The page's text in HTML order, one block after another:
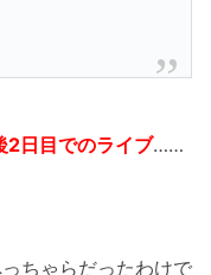
2日目でのライブ……
ちゃらだったわけで